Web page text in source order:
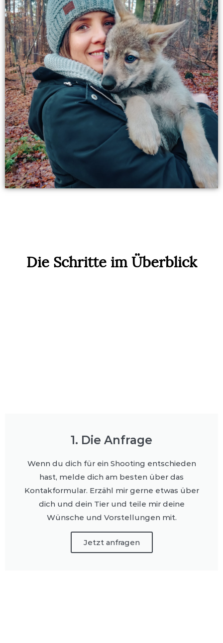
Die Schritte im Überblick
1. Die Anfrage
Wenn du dich für ein Shooting entschieden
hast, melde dich am besten über das
Kontakformular. Erzähl mir gerne etwas über
dich und dein Tier und teile mir deine
Wünsche und Vorstellungen mit.
Jetzt anfragen